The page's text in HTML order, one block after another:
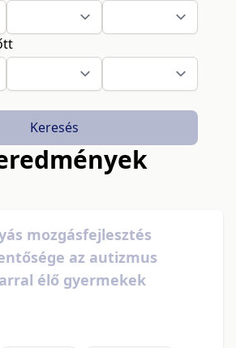
Keresés
mozgásfejlesztés
az autizmus
élő gyermekek